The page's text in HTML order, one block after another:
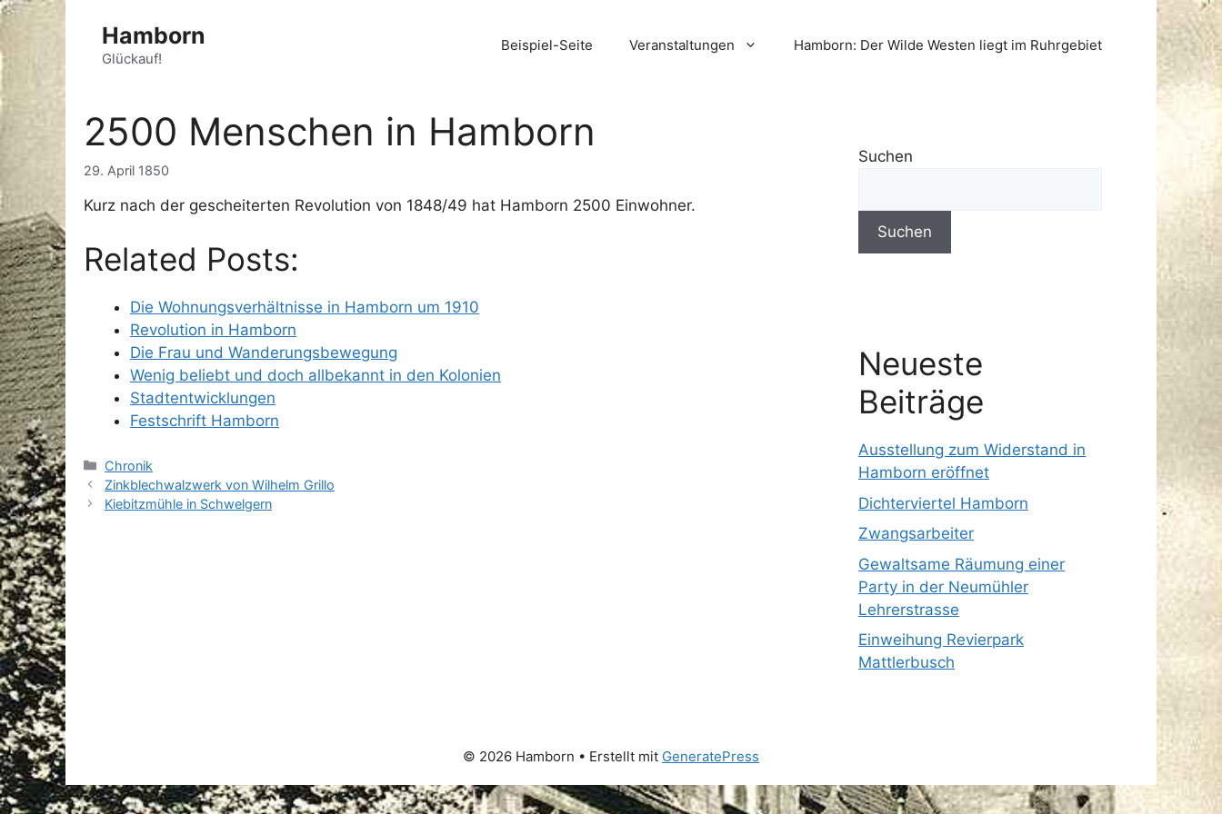
Zum
Inhalt
springen
Hamborn
Glückauf!
Beispiel-Seite Veranstaltungen Hamborn: Der Wilde Westen liegt im Ruhrgebiet
2500 Menschen in Hamborn
29. April 1850
Kurz nach der gescheiterten Revolution von 1848/49 hat Hamborn 2500 Einwohner.
Related Posts:
Die Wohnungsverhältnisse in Hamborn um 1910
Revolution in Hamborn
Die Frau und Wanderungsbewegung
Wenig beliebt und doch allbekannt in den Kolonien
Stadtentwicklungen
Festschrift Hamborn
Kategorien
Chronik
Zinkblechwalzwerk von Wilhelm Grillo
Kiebitzmühle in Schwelgern
Suchen
Suchen
Neueste
Beiträge
Ausstellung zum Widerstand in
Hamborn eröffnet
Dichterviertel Hamborn
Zwangsarbeiter
Gewaltsame Räumung einer
Party in der Neumühler
Lehrerstrasse
Einweihung Revierpark
Mattlerbusch
© 2026 Hamborn • Erstellt mit GeneratePress